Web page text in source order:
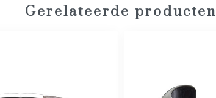
Gerelateerde producten